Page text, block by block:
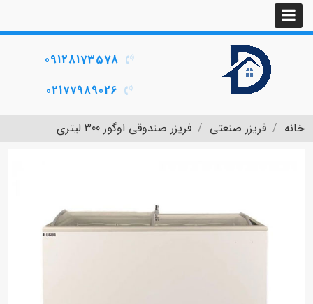
09128173578
02177989026
خانه فریزر صنعتی فریزر صندوقی اوگور 300 لیتری